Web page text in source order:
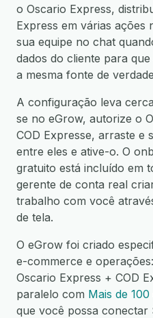
o Oscario Express,
Express em várias ações
sua equipe no chat
dados do cliente para
a mesma fonte de
A configuração leva
se no eGrow, autorize o
COD Expresse, arraste e
entre eles e ative-o. O
gratuito está incluído em
gerente de conta real
trabalho com você
de tela.
O eGrow foi criado
e-commerce e
Oscario Express + COD
paralelo com Mais de
que você possa conectar